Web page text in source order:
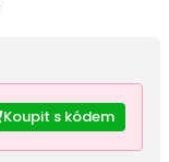
Koupit s kódem